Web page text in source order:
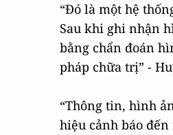
“Đó là một hệ
Sau khi ghi nhận
bằng chẩn đoán
pháp chữa trị” -
“Thông tin, hình
hiệu cảnh báo